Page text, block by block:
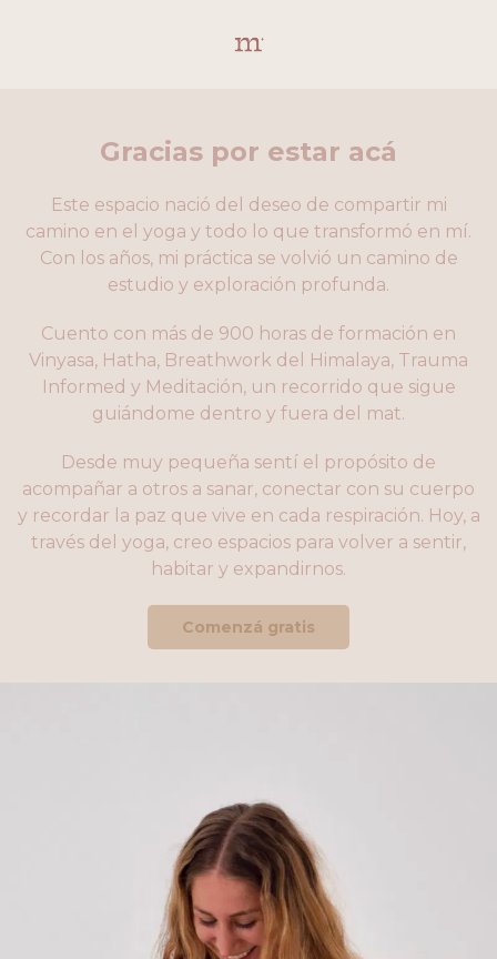
Gracias por estar acá
Este espacio nació del deseo de compartir mi
camino en el yoga y todo lo que transformó en mí.
Con los años, mi práctica se volvió un camino de
estudio y exploración profunda.
Cuento con más de 900 horas de formación en
Vinyasa, Hatha, Breathwork del Himalaya, Trauma
Informed y Meditación, un recorrido que sigue
guiándome dentro y fuera del mat.
Desde muy pequeña sentí el propósito de
acompañar a otros a sanar, conectar con su cuerpo
y recordar la paz que vive en cada respiración. Hoy, a
través del yoga, creo espacios para volver a sentir,
habitar y expandirnos.
Comenzá gratis